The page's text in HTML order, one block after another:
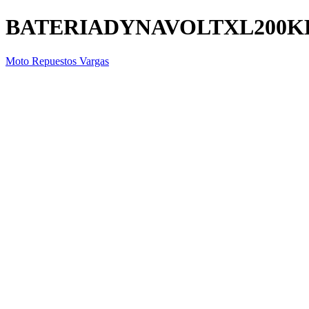
Moto Repuestos Vargas